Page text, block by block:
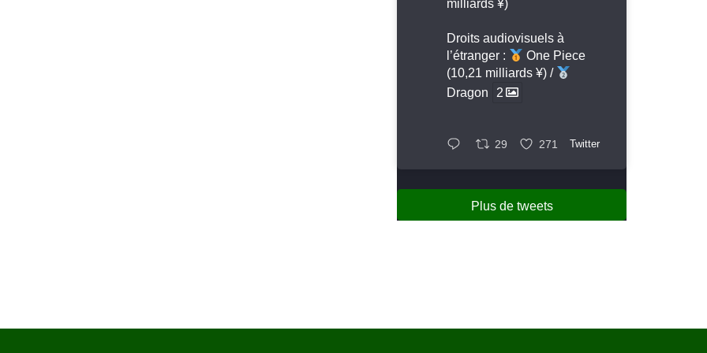
milliards ¥)
Droits audiovisuels à
l’étranger :
One Piece
(10,21 milliards ¥) /
Dragon
2
29 271 Twitter
Plus de tweets